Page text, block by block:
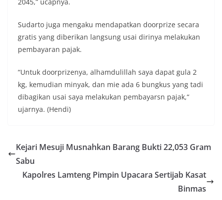
Sudarto juga mengaku mendapatkan doorprize secara
gratis yang diberikan langsung usai dirinya melakukan
pembayaran pajak.
“Untuk doorprizenya, alhamdulillah saya dapat gula 2
kg, kemudian minyak, dan mie ada 6 bungkus yang tadi
dibagikan usai saya melakukan pembayarsn pajak,“
ujarnya. (Hendi)
Kejari Mesuji Musnahkan Barang Bukti 22,053 Gram
Sabu
Kapolres Lamteng Pimpin Upacara Sertijab Kasat
Binmas